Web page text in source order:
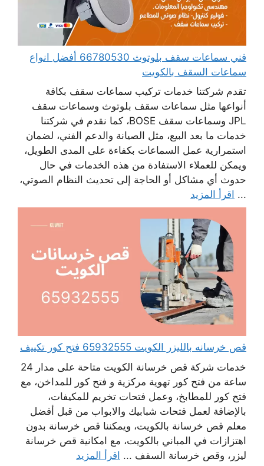
فني سماعات سقف بلوتوث 66780530 أفضل انواع
سماعات السقف بالكويت
تقدم شركتنا خدمات تركيب سماعات سقف بكافة
أنواعها مثل سماعات سقف بلوتوث وسماعات سقف
JPL وسماعات سقف BOSE، كما نقدم في شركتنا
خدمات ما بعد البيع، مثل الصيانة والدعم الفني، لضمان
استمرارية عمل السماعات بكفاءة على المدى الطويل،
ويمكن للعملاء الاستفادة من هذه الخدمات في حال
حدوث أي مشاكل أو الحاجة إلى تحديث النظام الصوتي،
... اقرأ المزيد
قص خرسانه بالليزر الكويت 65932555 فتح كور تكييف
خدمات شركة قص خرسانة الكويت متاحة على مدار 24
ساعة من فتح كور تهوية مركزية و فتح كور للمداخن، مع
فتح كور للمطابخ، وعمل فتحات تخريم للمكيفات،
بالإضافة لعمل فتحات شبابيك والابواب من قبل أفضل
معلم قص خرسانة بالكويت، ويمكننا قص خرسانة بدون
اهتزازات في المباني بالكويت، مع امكانية قص خرسانة
ليزر، وقص خرسانة السقف ... اقرأ المزيد